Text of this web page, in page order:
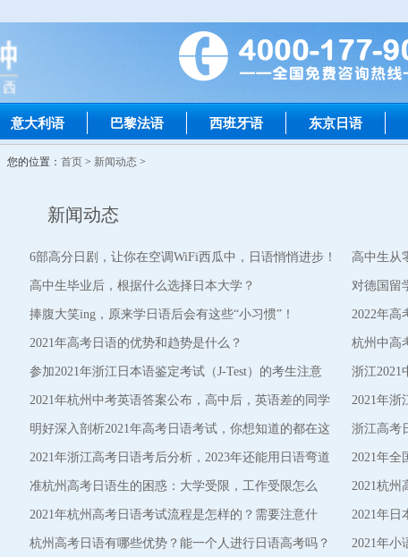
意大利语 巴黎法语 西班牙语 东京日语
您的位置： 首页> 新闻动态>
新闻动态
6部高分日剧，让你在空调WiFi西瓜中，日语悄悄进步！ 高中生从
南”
高中生毕业后，根据什么选择日本大学？ 对德国留
捧腹大笑ing，原来学日语后会有这些“小习惯”！ 2022年高
2021年高考日语的优势和趋势是什么？ 杭州中高
参加2021年浙江日本语鉴定考试（J-Test）的考生注意
了！
浙江2021
高考这
2021年杭州中考英语答案公布，高中后，英语差的同学
该如何
2021年浙
吗？
明好深入剖析2021年高考日语考试，你想知道的都在这
里了！
浙江高考
2021年浙江高考日语考后分析，2023年还能用日语弯道
超车吗？
2021年全
何？
准杭州高考日语生的困惑：大学受限，工作受限怎么
办？
2021杭州
点！
2021年杭州高考日语考试流程是怎样的？需要注意什
么？
2021年日
杭州高考日语有哪些优势？能一个人进行日语高考吗？ 2021年小